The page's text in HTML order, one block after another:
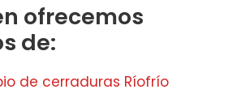
ofrecemos
de:
de cerraduras Ríofrío